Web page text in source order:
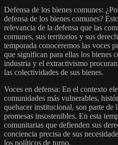
Defensa de los bienes comunes:
defensa de los bienes comunes?
relevancia de la defensa que las
comunes, sus territorios y sus
temporada conoceremos las voces
que significan para ellas los bienes
industria y el extractivismo
las colectividades de sus bienes.
Voces en defensa: En el contexto
comunidades más vulnerables,
quehacer institucional, son parte
promesas insostenibles. En esta
comunitarias que defienden sus
conciencia precisa de sus
los políticos de turno.